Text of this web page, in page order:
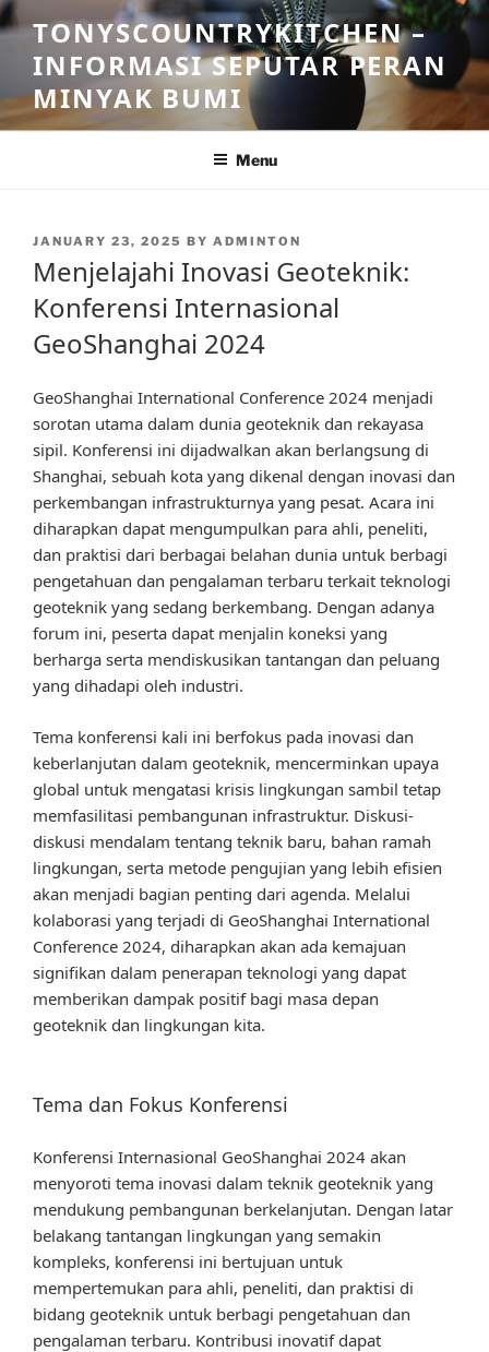
Skip
to
content
TONYSCOUNTRYKITCHEN –
INFORMASI SEPUTAR PERAN
MINYAK BUMI
Menu
POSTED
JANUARY 23, 2025 BY ADMINTON
Menjelajahi Inovasi Geoteknik:
Konferensi Internasional
GeoShanghai 2024
GeoShanghai International Conference 2024 menjadi
sorotan utama dalam dunia geoteknik dan rekayasa
sipil. Konferensi ini dijadwalkan akan berlangsung di
Shanghai, sebuah kota yang dikenal dengan inovasi dan
perkembangan infrastrukturnya yang pesat. Acara ini
diharapkan dapat mengumpulkan para ahli, peneliti,
dan praktisi dari berbagai belahan dunia untuk berbagi
pengetahuan dan pengalaman terbaru terkait teknologi
geoteknik yang sedang berkembang. Dengan adanya
forum ini, peserta dapat menjalin koneksi yang
berharga serta mendiskusikan tantangan dan peluang
yang dihadapi oleh industri.
Tema konferensi kali ini berfokus pada inovasi dan
keberlanjutan dalam geoteknik, mencerminkan upaya
global untuk mengatasi krisis lingkungan sambil tetap
memfasilitasi pembangunan infrastruktur. Diskusi-
diskusi mendalam tentang teknik baru, bahan ramah
lingkungan, serta metode pengujian yang lebih efisien
akan menjadi bagian penting dari agenda. Melalui
kolaborasi yang terjadi di GeoShanghai International
Conference 2024, diharapkan akan ada kemajuan
signifikan dalam penerapan teknologi yang dapat
memberikan dampak positif bagi masa depan
geoteknik dan lingkungan kita.
Tema dan Fokus Konferensi
Konferensi Internasional GeoShanghai 2024 akan
menyoroti tema inovasi dalam teknik geoteknik yang
mendukung pembangunan berkelanjutan. Dengan latar
belakang tantangan lingkungan yang semakin
kompleks, konferensi ini bertujuan untuk
mempertemukan para ahli, peneliti, dan praktisi di
bidang geoteknik untuk berbagi pengetahuan dan
pengalaman terbaru. Kontribusi inovatif dapat